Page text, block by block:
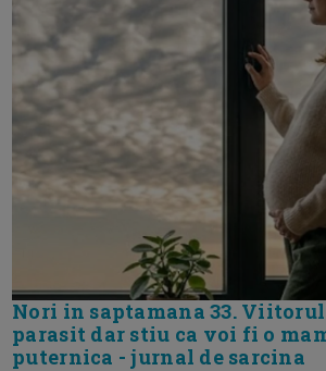
Nori in saptamana 33.
parasit dar stiu ca voi fi o
puternica - jurnal de sarcina